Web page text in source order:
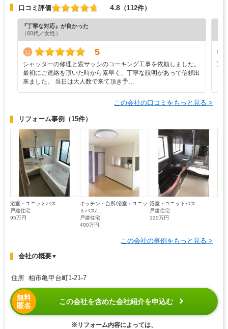
口コミ評価 4.8 （112件）
『丁寧な対応』が良かった
（60代／女性）
5
シャッターの修理と窓サッシのコーキング工事を依頼しました。
最初にご連絡を頂いた時から素早く、丁寧な説明があって信頼出
来ました。 当日は大人数で来て頂き予…
迅
この会社の口コミをもっと見る >
リフォーム事例 （15件）
浴室・ユニットバス
戸建住宅
95万円
キッチン・台所/浴室・ユニッ
トバス/...
戸建住宅
400万円
浴室・ユニットバス
戸建住宅
120万円
この会社の事例をもっと見る >
会社の概要▼
住所 柏市亀甲台町1-21-7
無料
匿名
この会社を含めた会社紹介を申込む
※リフォーム内容によっては、